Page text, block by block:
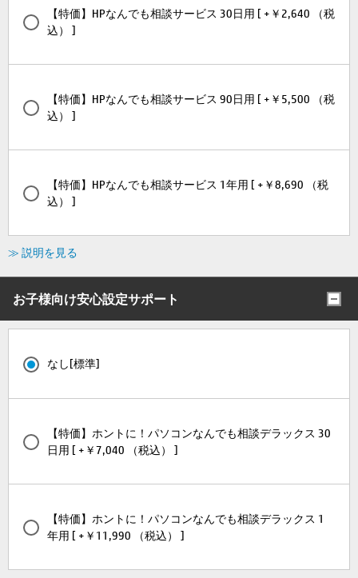
【特価】HPなんでも相談サービス 30日用 [ +￥2,640 （税
込） ]
【特価】HPなんでも相談サービス 90日用 [ +￥5,500 （税
込） ]
【特価】HPなんでも相談サービス 1年用 [ +￥8,690 （税
込） ]
≫ 説明を見る
お子様向け安心設定サポート
なし[標準]
【特価】ホントに！パソコンなんでも相談デラックス 30
日用 [ +￥7,040 （税込） ]
【特価】ホントに！パソコンなんでも相談デラックス 1
年用 [ +￥11,990 （税込） ]